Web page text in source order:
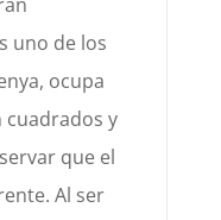
uno de los
ocupa
cuadrados y
que el
Al ser